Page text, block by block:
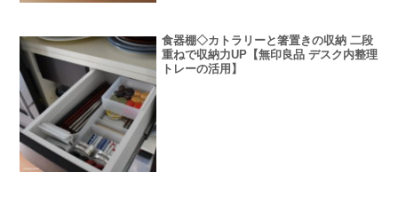
食器棚◇カトラリーと箸置きの収納 二段
重ねで収納力UP【無印良品 デスク内整理
トレーの活用】